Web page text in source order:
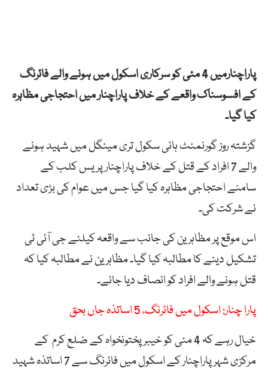
پاراچنارمیں 4 مئی کو سرکاری اسکول میں ہونے والے فائرنگ
کے افسوسناک واقعے کے خلاف پاراچنار میں احتجاجی مظاہرہ
کیا گیا۔
گزشتہ روز گورنمنٹ ہائی سکول تری مینگل میں شہید ہونے
والے 7 افراد کے قتل کے خلاف پاراچنار پریس کلب کے
سامنے احتجاجی مظاہرہ کیا گیا جس میں عوام کی بڑی تعداد
نے شرکت کی۔
اس موقع پر مظاہرین کی جانب سے واقعہ کیلئے جی آئی ٹی
تشکیل دینے کا مطالبہ کیا گیا۔ مظاہرین نے مطالبہ کیا کہ
قتل ہونے والے افراد کو انصاف دیا جائے۔
پارا چنار: اسکول میں فائرنگ، 5 اساتذہ جاں بحق
خیال رہے کہ 4 مئی کو خیبرپختونخواہ کے ضلع کرم کے
مرکزی شہر پاراچنار کے اسکول میں فائرنگ سے 7 اساتذہ شہید